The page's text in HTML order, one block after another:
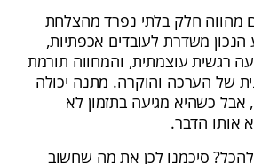
מהווה חלק בלתי נפרד מהצלחת
משדרת לעובדים אכפתיות,
רגשית עוצמתית, והמחווה תורמת
של הערכה והוקרה. מתנה יכולה
אבל כשהיא מגיעה בתזמון לא
אותו הדבר.
להכל? סיכמנו לכן את מה שחשוב